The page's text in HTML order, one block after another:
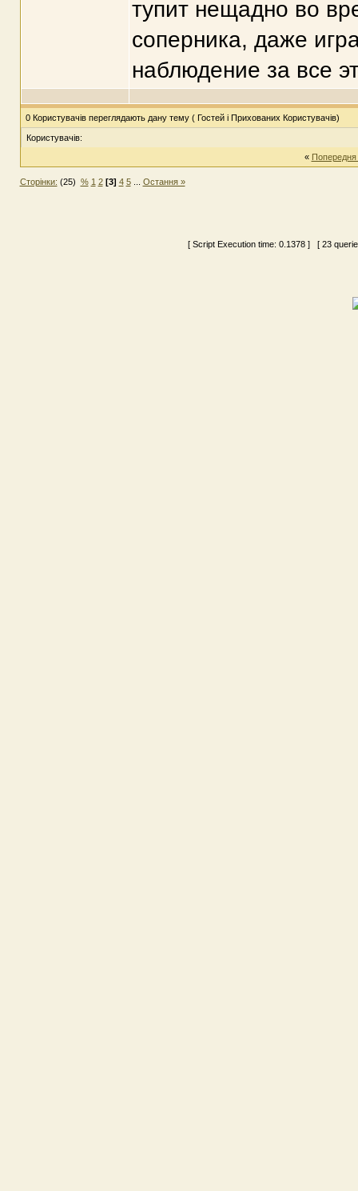
тупит нещадно во
соперника, даже
наблюдение за все
0 Користувачів переглядають дану тему ( Гостей і Прихованих Користувачів)
Користувачів:
«
Сторінки: (25) % 1 2 [3] 4 5... Остання »
[ Script Execution time: 0.1378 ] [ 23